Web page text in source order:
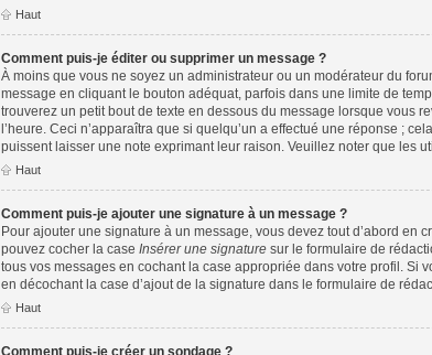
Haut
Comment puis-je éditer ou supprimer un message ?
À moins que vous ne soyez un administrateur ou un modérateur du
message en cliquant le bouton adéquat, parfois dans une limite de
trouverez un petit bout de texte en dessous du message lorsque vous
l’heure. Ceci n’apparaîtra que si quelqu’un a effectué une réponse ;
puissent laisser une note exprimant leur raison. Veuillez noter que les
Haut
Comment puis-je ajouter une signature à un message ?
Pour ajouter une signature à un message, vous devez tout d’abord en
pouvez cocher la case Insérer une signature sur le formulaire de
tous vos messages en cochant la case appropriée dans votre profil. Si
en décochant la case d’ajout de la signature dans le formulaire de
Haut
Comment puis-je créer un sondage ?